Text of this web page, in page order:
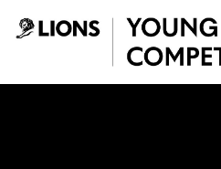
Saltar al contenido principal